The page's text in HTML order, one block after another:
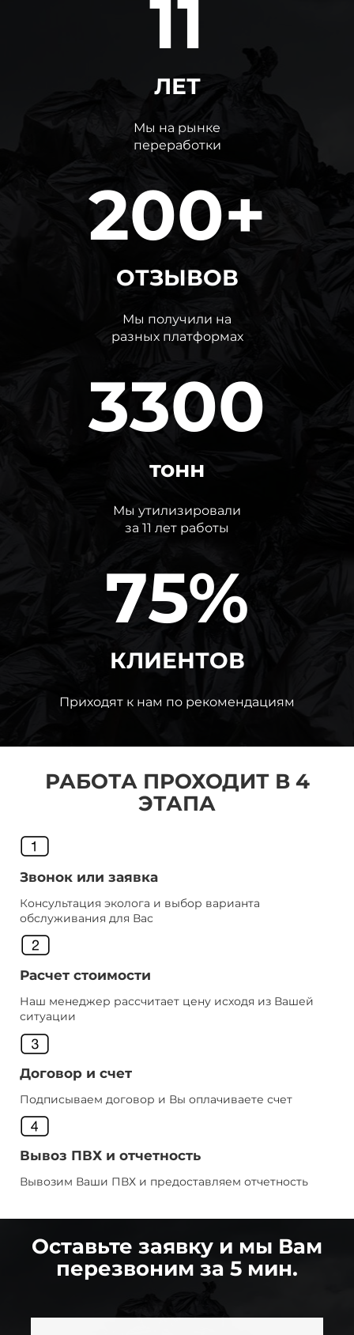
11
ЛЕТ
Мы на рынке
переработки
200+
ОТЗЫВОВ
Мы получили на
разных платформах
3300
тонн
Мы утилизировали
за 11 лет работы
75%
КЛИЕНТОВ
Приходят к нам по рекомендациям
РАБОТА ПРОХОДИТ В 4
ЭТАПА
Звонок или заявка
Консультация эколога и выбор варианта
обслуживания для Вас
Расчет стоимости
Наш менеджер рассчитает цену исходя из Вашей
ситуации
Договор и счет
Подписываем договор и Вы оплачиваете счет
Вывоз ПВХ и отчетность
Вывозим Ваши ПВХ и предоставляем отчетность
Оставьте заявку и мы Вам
перезвоним за 5 мин.